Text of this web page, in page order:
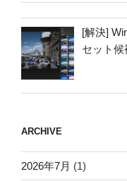
[解決]
セット
ARCHIVE
2026年7月 (1)